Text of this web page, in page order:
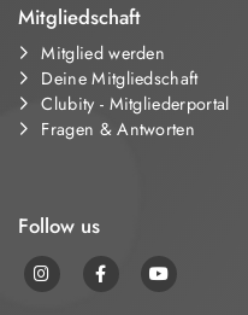
Mitgliedschaft
Mitglied werden
Deine Mitgliedschaft
Clubity - Mitgliederportal
Fragen & Antworten
Follow us